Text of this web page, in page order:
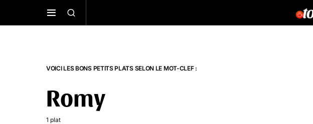
VOICI LES BONS PETITS PLATS SELON LE MOT-CLEF :
Romy
1 plat